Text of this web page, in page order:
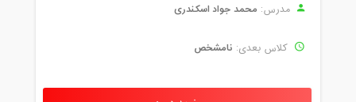
مدرس: محمد جواد اسکندری
کلاس بعدی: نامشخص